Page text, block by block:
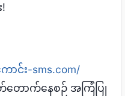
ာင်း-sms.com/
တ်တောက်နေစဉ် အကြံပြု